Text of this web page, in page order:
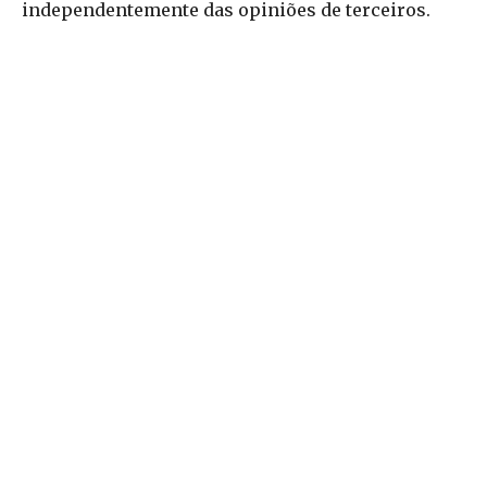
independentemente das opiniões de terceiros.